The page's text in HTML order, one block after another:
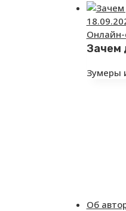
Онлайн-
Зачем
Зумеры
Об